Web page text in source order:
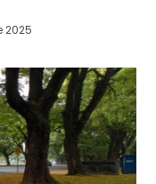
2025